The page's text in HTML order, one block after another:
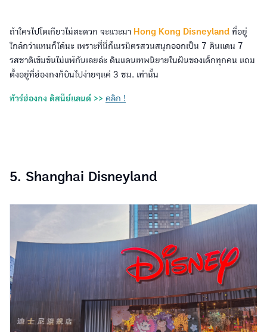
ถ้าใครไปโตเกียวไม่สะดวก จะแวะมา Hong Kong Disneyland ที่อยู่
ใกล้กว่าแทนก็ได้นะ เพราะที่นี่ก็เนรมิตรสวนสนุกออกเป็น 7 ดินแดน 7
รสชาติเข้มข้นไม่แพ้กันเลยล่ะ ดินแดนเทพนิยายในฝันของเด็กทุกคน แถม
ตั้งอยู่ที่ฮ่องกงก็บินไปง่ายๆแค่ 3 ชม. เท่านั้น
ทัวร์ฮ่องกง ดิสนีย์แลนด์ >> คลิก !
5. Shanghai Disneyland